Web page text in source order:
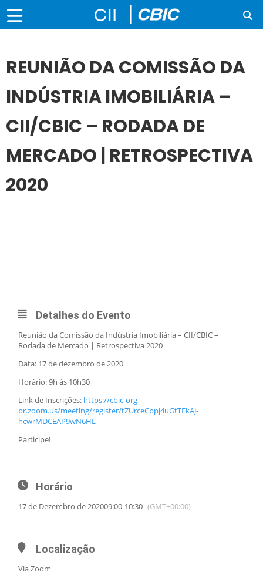
REUNIÃO DA COMISSÃO DA
INDÚSTRIA IMOBILIÁRIA –
CII/CBIC – RODADA DE
MERCADO | RETROSPECTIVA
2020
Detalhes do Evento
Reunião da Comissão da Indústria Imobiliária – CII/CBIC –
Rodada de Mercado | Retrospectiva 2020
Data: 17 de dezembro de 2020
Horário: 9h às 10h30
Link de Inscrições: https://cbic-org-
br.zoom.us/meeting/register/tZUrceCppj4uGtTFkAJ-
hcwrMDCEAP9wN6HL
Participe!
Horário
17 de Dezembro de 202009:00-10:30 (GMT+00:00)
Localização
Via Zoom